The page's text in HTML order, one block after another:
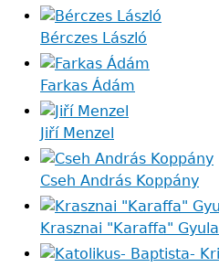
Bérczes László
Farkas Ádám
Jiří Menzel
Cseh András Koppány
Krasznai "Karaffa" Gyula